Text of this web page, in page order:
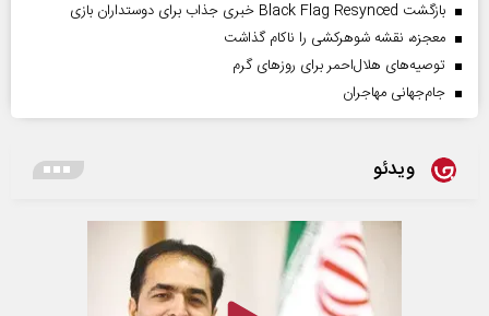
بازگشت Black Flag Resynced خبری جذاب برای دوستداران بازی
معجزه، نقشه شوهرکشی را ناکام گذاشت
توصیه‌های هلال‌احمر برای روز‌های گرم
جام‌جهانی مهاجران
ویدئو